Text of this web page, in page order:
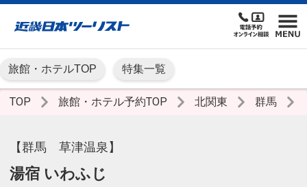
旅館・ホテルTOP 特集一覧
TOP 旅館・ホテル予約TOP 北関東 群馬
【群馬 草津温泉】
湯宿 いわふじ